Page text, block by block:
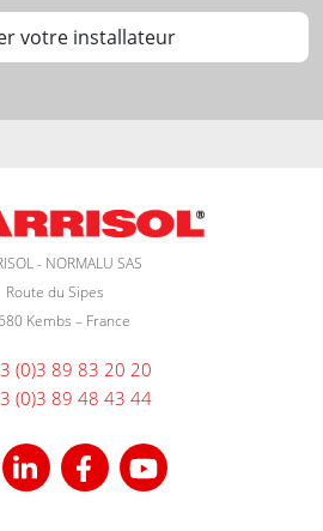
votre installateur
- NORMALU SAS
Route du Sipes
Kembs – France
(0)3 89 83 20 20
(0)3 89 48 43 44